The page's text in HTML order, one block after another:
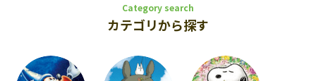
Category search
カテゴリから探す